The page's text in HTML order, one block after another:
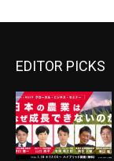
EDITOR PICKS